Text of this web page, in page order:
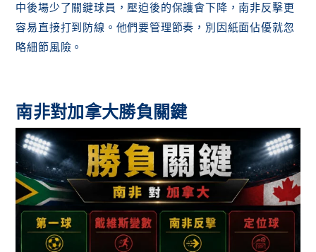
中後場少了關鍵球員，壓迫後的保護會下降，南非反擊更
容易直接打到防線。他們要管理節奏，別因紙面佔優就忽
略細節風險。
南非對加拿大勝負關鍵